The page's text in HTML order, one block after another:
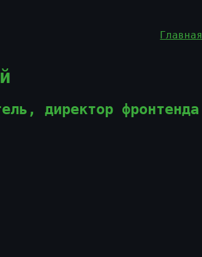
Главная
директор фронтенда